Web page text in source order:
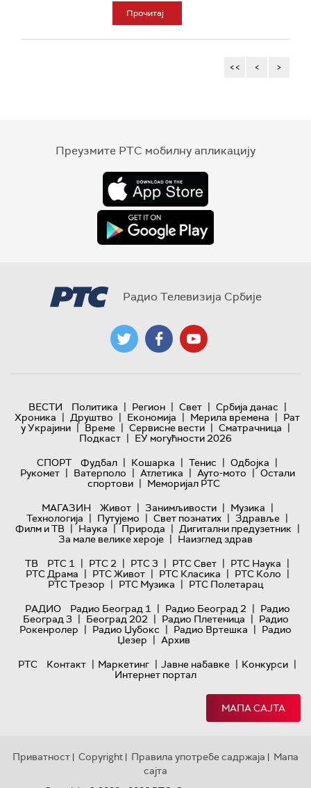
Прочитај
<< < >
Преузмите РТС мобилну апликацију
Радио Телевизија Србије
ВЕСТИ Политика | Регион | Свет | Србија данас |
Хроника | Друштво | Економија | Мерила времена | Рат
у Украјини | Време | Сервисне вести | Сматрачница |
Подкаст | ЕУ могућности 2026
СПОРТ
Фудбал | Кошарка | Тенис | Одбојка |
Рукомет | Ватерполо | Атлетика | Ауто-мото | Остали
спортови | Меморијал РТС
МАГАЗИН
Живот | Занимљивости | Музика |
Технологијa | Путујемо | Свет познатих | Здравље |
Филм и ТВ | Наука | Природа | Дигитални предузетник |
За мале велике хероје | Наизглед здрав
ТВ
РТС 1 | РТС 2 | РТС 3 | РТС Свет | РТС Наука |
РТС Драма | РТС Живот | РТС Класика | РТС Коло |
РТС Трезор | РТС Музика | РТС Полетарац
РАДИО
Радио Београд 1 | Радио Београд 2 | Радио
Београд 3 | Београд 202 | Радио Плетеница | Радио
Рокенролер | Радио Џубокс | Радио Вртешка | Радио
Џезер | Архив
РТС
Контакт | Маркетинг | Јавне набавке | Конкурси |
Интернет портал
МАПА САЈТА
Приватност | Copyright | Правила употребе садржаја | Мапа
сајта